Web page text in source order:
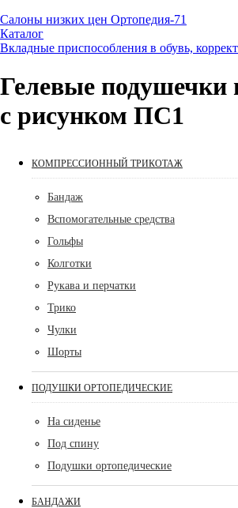
Салоны низких цен Ортопедия-71
Каталог
Вкладные приспособления в обувь,
Гелевые подушечки
с рисунком ПС1
КОМПРЕССИОННЫЙ ТРИКОТАЖ
Бандаж
Вспомогательные средства
Гольфы
Колготки
Рукава и перчатки
Трико
Чулки
Шорты
ПОДУШКИ ОРТОПЕДИЧЕСКИЕ
На сиденье
Под спину
Подушки ортопедические
БАНДАЖИ